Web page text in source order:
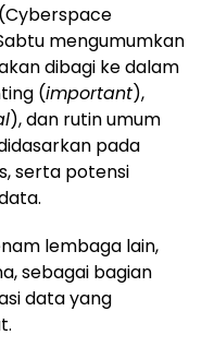
mengumumkan
dibagi ke dalam
(important),
), dan rutin umum
pada
serta potensi
lembaga lain,
sebagai bagian
data yang